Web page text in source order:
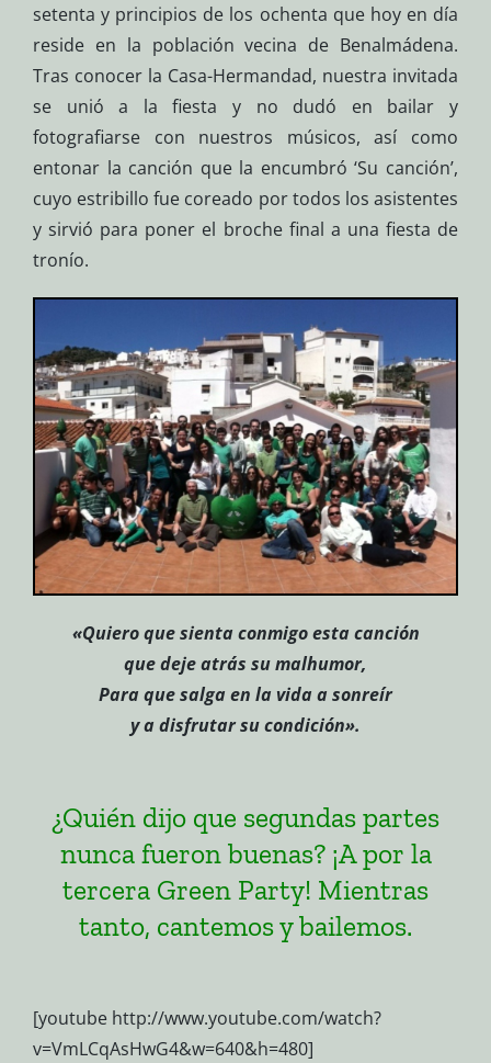
setenta y principios de los ochenta que hoy en día
reside en la población vecina de Benalmádena.
Tras conocer la Casa-Hermandad, nuestra invitada
se unió a la fiesta y no dudó en bailar y
fotografiarse con nuestros músicos, así como
entonar la canción que la encumbró ‘Su canción’,
cuyo estribillo fue coreado por todos los asistentes
y sirvió para poner el broche final a una fiesta de
tronío.
«Quiero que sienta conmigo esta canción
que deje atrás su malhumor,
Para que salga en la vida a sonreír
y a disfrutar su condición».
¿Quién dijo que segundas partes
nunca fueron buenas? ¡A por la
tercera Green Party! Mientras
tanto, cantemos y bailemos.
[youtube http://www.youtube.com/watch?
v=VmLCqAsHwG4&w=640&h=480]